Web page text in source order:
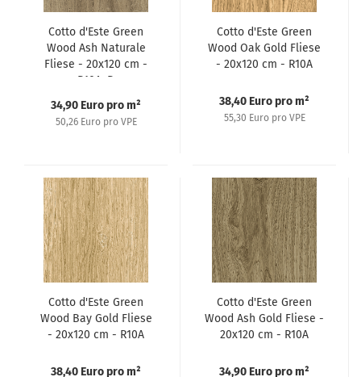
Cotto d'Este Green
Wood Ash Naturale
Fliese - 20x120 cm -
R10A+B
34,90 Euro pro m²
50,26 Euro pro VPE
Cotto d'Este Green
Wood Oak Gold Fliese
- 20x120 cm - R10A
38,40 Euro pro m²
55,30 Euro pro VPE
Cotto d'Este Green
Wood Bay Gold Fliese
- 20x120 cm - R10A
38,40 Euro pro m²
Cotto d'Este Green
Wood Ash Gold Fliese -
20x120 cm - R10A
34,90 Euro pro m²